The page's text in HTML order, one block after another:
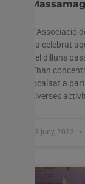
ha celebrat
del dilluns
s’han
localitat a
diverses
23 juny, 2022